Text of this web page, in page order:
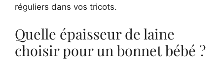
réguliers dans vos tricots.
Quelle épaisseur de laine
choisir pour un bonnet bébé ?